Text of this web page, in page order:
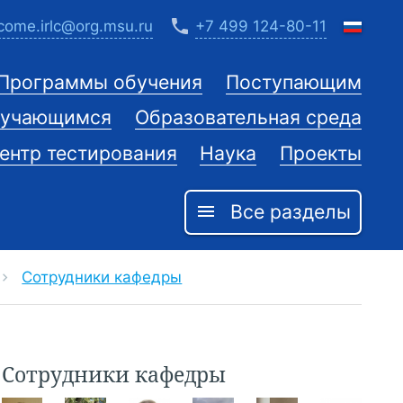
phone +7 499 124-80-11
обучения
Поступающим
Образовательная среда
тестирования
Наука Проекты
menu Все разделы
chevron_right Сотрудники кафедры
Сотрудники кафедры